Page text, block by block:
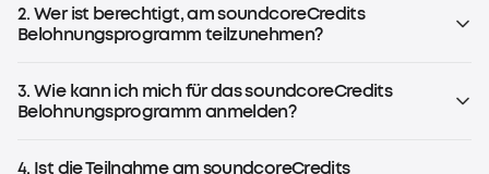
2. Wer ist berechtigt, am soundcoreCredits
Belohnungsprogramm teilzunehmen?
als 14 Jahre ist (oder das Alter, das nach den örtlichen
Gesetzen vorgeschrieben ist), kann an dem Programm
3. Wie kann ich mich für das soundcoreCredits
Belohnungsprogramm anmelden?
du automatisch teil. Logge dich einfach in dein Konto ein.
4. Ist die Teilnahme am soundcoreCredits